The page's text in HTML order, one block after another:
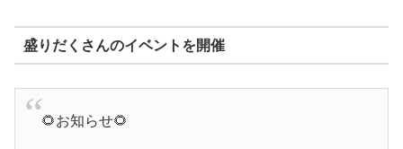
盛りだくさんのイベントを開催
🌻お知らせ🌻